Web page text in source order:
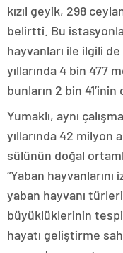
kızıl geyik, 298
belirtti. Bu
hayvanları ile ilgili
yıllarında 4 bin 477
bunların 2 bin 41’inin
Yumaklı, aynı
yıllarında 42 milyon
sülünün doğal
“Yaban
yaban hayvanı
büyüklüklerinin
hayatı geliştirme